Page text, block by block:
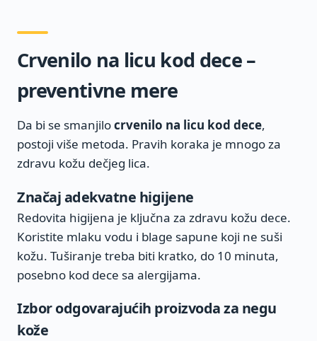
Crvenilo na licu kod dece –
preventivne mere
Da bi se smanjilocrvenilo na licu kod dece,
postoji više metoda. Pravih koraka je mnogo za
zdravu kožu dečjeg lica.
Značaj adekvatne higijene
Redovita higijena je ključna za zdravu kožu dece.
Koristite mlaku vodu i blage sapune koji ne suši
kožu. Tuširanje treba biti kratko, do 10 minuta,
posebno kod dece sa alergijama.
Izbor odgovarajućih proizvoda za negu
kože